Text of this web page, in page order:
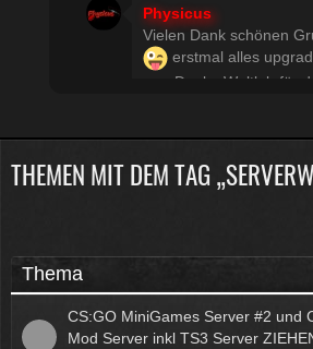
Physicus
Vielen Dank schönen
erstmal alles
usw Danke Woltlab für
Physicus
Twitch-Box 6.2.0 in Arbeit
Kratze gerade alles an
zusammen was ich
THEMEN MIT DEM TAG
Thema
CS:GO MiniGames Server #2 und
Mod Server inkl TS3 Server